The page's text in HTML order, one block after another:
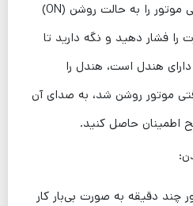
– سوئیچ اصلی: سوئیچ اصلی موتور را به حالت روشن (ON)
را فشار دهید و نگه دارید تا
هندل است، هندل را
موتور روشن شد، به صدای آن
اطمینان حاصل کنید.
چند دقیقه به صورت بی‌بار کار